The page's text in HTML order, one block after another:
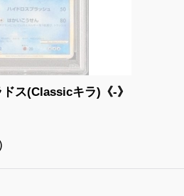
ドス(Classicキラ)《-》